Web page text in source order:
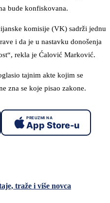
bude konfiskovana.
komisije (VK) sadrži jednu
i da je u nastavku donošenja
rekla je Ćalović Marković.
tajnim akte kojim se
zna se koje pisao zakone.
PREUZMI NA
App Store-u
traže i više novca